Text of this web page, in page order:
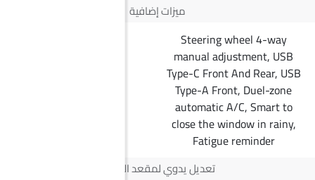
ميزات إضافية
Steering wheel 4-way
manual adjustment, USB
Type-C Front And Rear, USB
Type-A Front, Duel-zone
automatic A/C, Smart to
close the window in rainy,
Fatigue reminder
تعديل يدوي لمقعد السائق